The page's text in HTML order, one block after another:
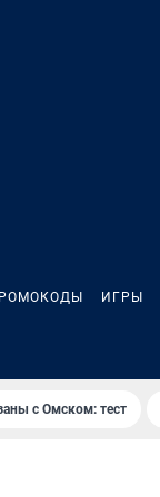
ИГРЫ
с Омском: тест